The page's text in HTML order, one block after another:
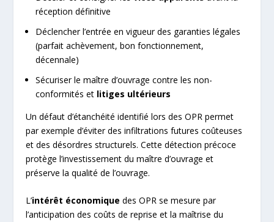
réception définitive
Déclencher l’entrée en vigueur des garanties légales
(parfait achèvement, bon fonctionnement,
décennale)
Sécuriser le maître d’ouvrage contre les non-
conformités et litiges ultérieurs
Un défaut d’étanchéité identifié lors des OPR permet
par exemple d’éviter des infiltrations futures coûteuses
et des désordres structurels. Cette détection précoce
protège l’investissement du maître d’ouvrage et
préserve la qualité de l’ouvrage.
L’intérêt économique des OPR se mesure par
l’anticipation des coûts de reprise et la maîtrise du